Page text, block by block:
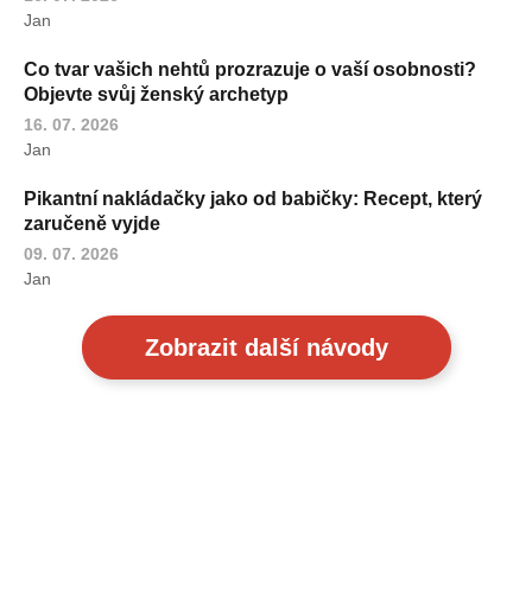
Jan
Co tvar vašich nehtů prozrazuje o vaší osobnosti?
Objevte svůj ženský archetyp
16. 07. 2026
Jan
Pikantní nakládačky jako od babičky: Recept, který
zaručeně vyjde
09. 07. 2026
Jan
Zobrazit další návody